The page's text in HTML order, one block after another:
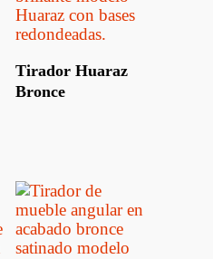
Leer Más
Tirador Huaraz
Bronce